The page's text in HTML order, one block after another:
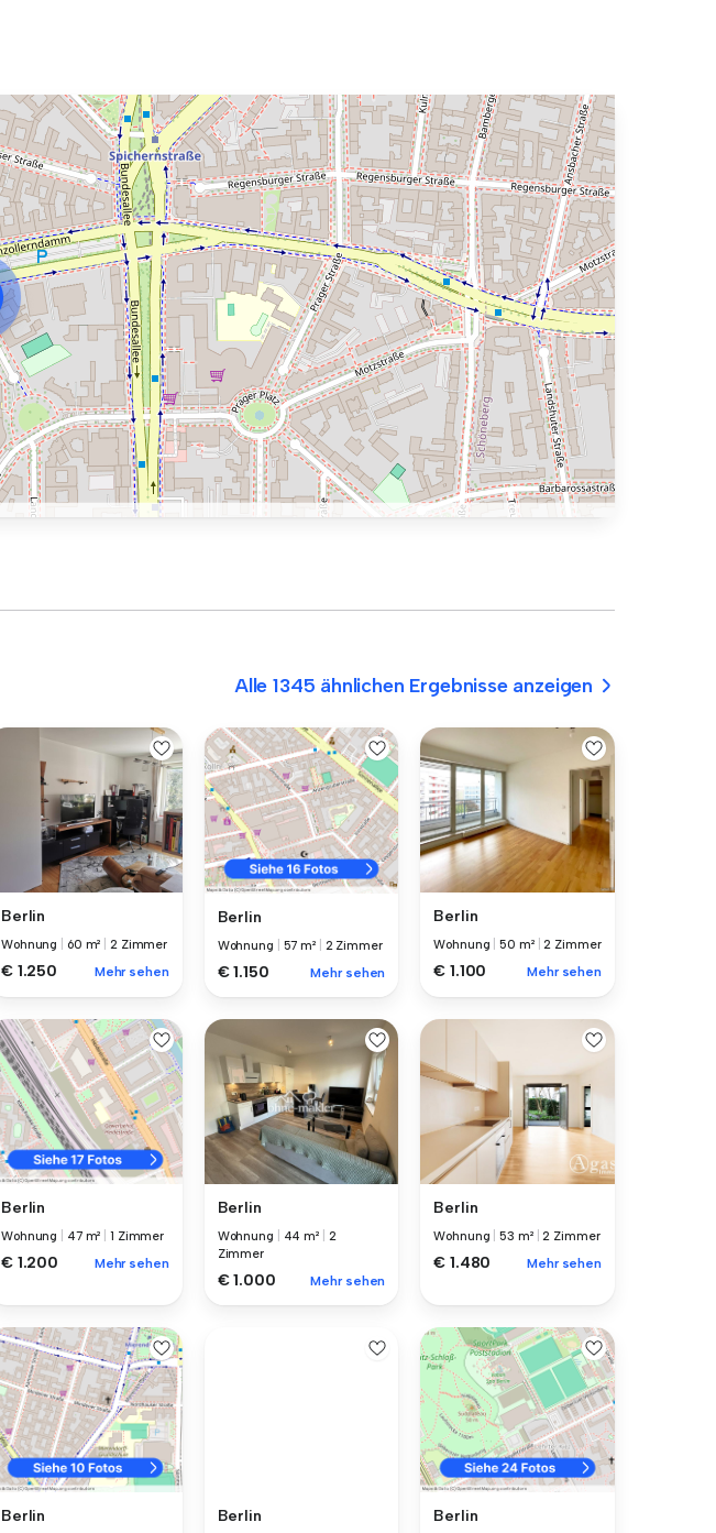
Alle 1345 ähnlichen Ergebnisse anzeigen
Berlin
Wohnung 60 m² 2 Zimmer
€ 1.250 Mehr sehen
Berlin
Wohnung 57 m² 2 Zimmer
€ 1.150 Mehr sehen
Berlin
Wohnung |50 m² |2 Zimmer
€ 1.100 Mehr sehen
Berlin
Wohnung 47 m² 1 Zimmer
€ 1.200 Mehr sehen
Berlin
Wohnung 44 m²
2
Zimmer
€ 1.000 Mehr sehen
Berlin
Wohnung |53 m² |2 Zimmer
€ 1.480 Mehr sehen
Berlin Berlin Berlin